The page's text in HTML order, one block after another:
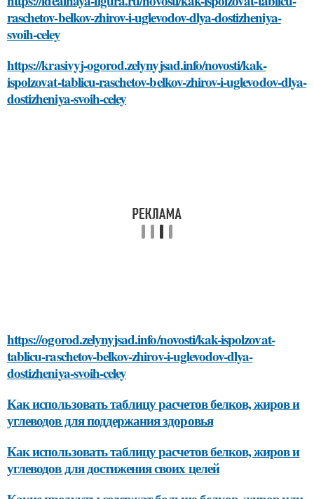
raschetov-belkov-zhirov-i-uglevodov-dlya-dostizheniya-
svoih-celey
https://krasivyj-ogorod.zelynyjsad.info/novosti/kak-
ispolzovat-tablicu-raschetov-belkov-zhirov-i-uglevodov-dlya-
dostizheniya-svoih-celey
https://ogorod.zelynyjsad.info/novosti/kak-ispolzovat-
tablicu-raschetov-belkov-zhirov-i-uglevodov-dlya-
dostizheniya-svoih-celey
Как использовать таблицу расчетов белков, жиров и
углеводов для поддержания здоровья
Как использовать таблицу расчетов белков, жиров и
углеводов для достижения своих целей